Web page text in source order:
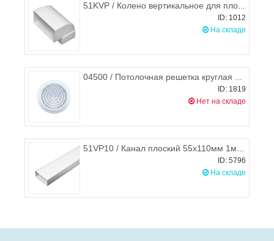
ID: 1012
На складе
ID: 1819
Нет на складе
ID: 5796
На складе